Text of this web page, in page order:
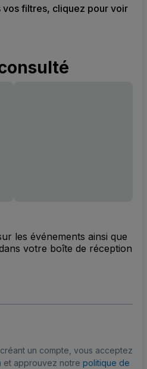
vos filtres, cliquez pour voir
les événements ainsi que
votre boîte de réception
un compte, vous acceptez
et approuvez notre politique de